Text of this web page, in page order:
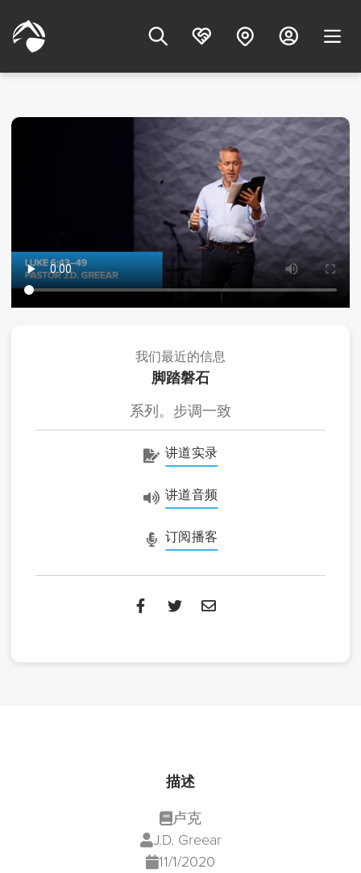
我们最近的信息
脚踏磐石
系列。步调一致
讲道实录
讲道音频
订阅播客
描述
卢克
J.D. Greear
11/1/2020